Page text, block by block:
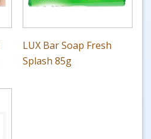
LUX Bar Soap Fresh
Splash 85g